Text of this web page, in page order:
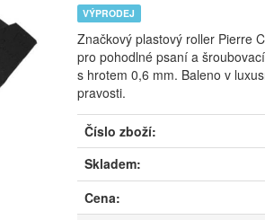
VÝPRODEJ
Značkový plastový roller Pierre
pro pohodlné psaní a
s hrotem 0,6 mm. Baleno v
pravosti.
Číslo zboží:
Skladem:
Cena: